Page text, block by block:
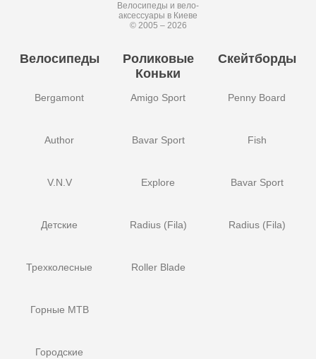
Велосипеды и вело-
аксессуары в Киеве
© 2005 – 2026
Велосипеды
Bergamont
Author
V.N.V
Детские
Трехколесные
Горные MTB
Городские
Роликовые
Коньки
Amigo Sport
Bavar Sport
Explore
Radius (Fila)
Roller Blade
Скейтборды
Penny Board
Fish
Bavar Sport
Radius (Fila)